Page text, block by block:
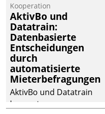
operativen
Instandhaltung in die
SAP-Systemlandschaft
deutscher
Wohnungsunternehmen
– und beschleunigt damit
den Weg vom
Mieteranliegen zum
Dienstleisterauftrag.
Kooperation
AktivBo und
Datatrain:
Datenbasierte
Entscheidungen
durch
automatisierte
Mieterbefragungen
AktivBo und Datatrain
kooperieren –